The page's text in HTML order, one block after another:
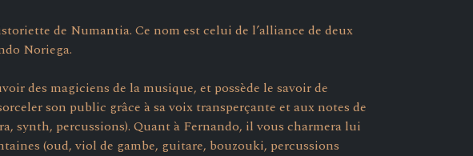
de Numantia. Ce nom est celui de l’alliance de deux
Noriega.
des magiciens de la musique, et possède le savoir de
son public grâce à sa voix transperçante et aux notes de
synth, percussions). Quant à Fernando, il vous charmera lui
(oud, viol de gambe, guitare, bouzouki, percussions